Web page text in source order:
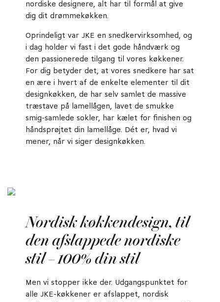
nordiske designere, alt har til formål at give
dig dit drømmekøkken.
Oprindeligt var JKE en snedkervirksomhed, og
i dag holder vi fast i det gode håndværk og
den passionerede tilgang til vores køkkener.
For dig betyder det, at vores snedkere har sat
en ære i hvert af de enkelte elementer til dit
designkøkken, de har selv samlet de massive
træstave på lamellågen, lavet de smukke
smig-samlede sokler, har kælet for finishen og
håndsprøjtet din lamellåge. Dét er, hvad vi
mener, når vi siger designkøkken.
Nordisk køkkendesign, til
den afslappede nordiske
stil – 100% din stil
Men vi stopper ikke der. Udgangspunktet for
alle JKE-køkkener er afslappet, nordisk